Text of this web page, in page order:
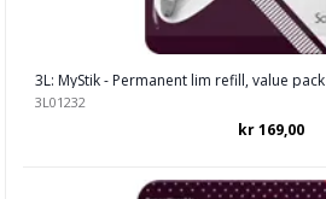
3L: MyStik - Permanent lim refill, value pack
3L01232
kr 169,00